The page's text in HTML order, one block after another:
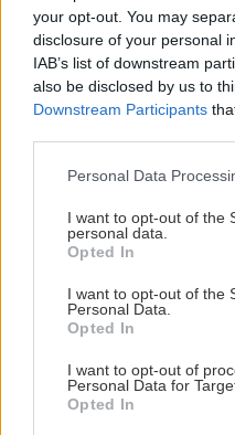
your opt-out. You may
disclosure of your personal
IAB’s list of downstream
also be disclosed by us to
Downstream Participants
Please note that this
not limited to your visit or
grant or deny consent to
use your data for below
consent section.
Personal Data
I want to opt-out of the
personal data.
Opted In
I want to opt-out of the
Personal Data.
Opted In
I want to opt-out of
Personal Data for
Opted In
Διαβάστε επίσης